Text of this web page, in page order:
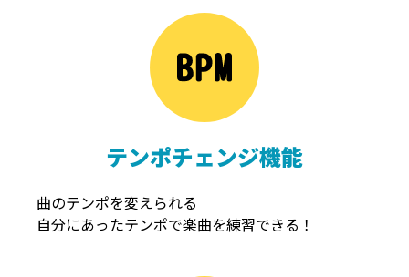
テンポチェンジ機能
曲のテンポを変えられる
自分にあったテンポで楽曲を練習できる！